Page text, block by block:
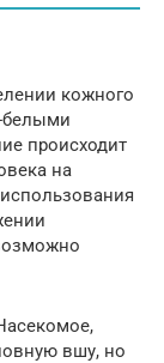
кожного
белыми
происходит
на
вшу, но